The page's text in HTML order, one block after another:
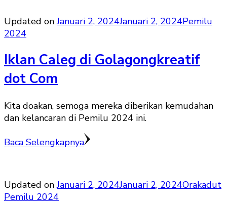
Updated onJanuari 2, 2024Januari 2, 2024Pemilu
2024
Iklan Caleg di Golagongkreatif
dot Com
Kita doakan, semoga mereka diberikan kemudahan
dan kelancaran di Pemilu 2024 ini.
Baca Selengkapnya
Updated onJanuari 2, 2024Januari 2, 2024Orakadut
Pemilu 2024